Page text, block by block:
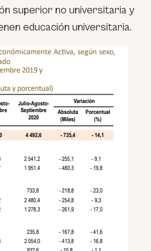
superior no universitaria y
educación universitaria.